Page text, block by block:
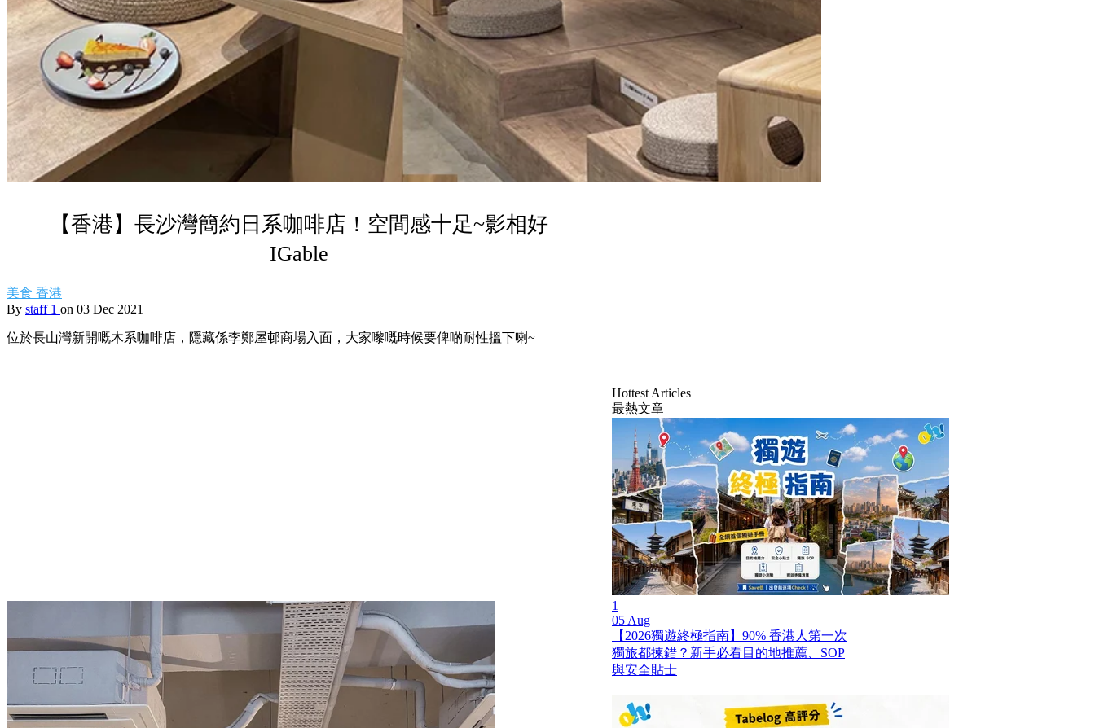
【香港】長沙灣簡約日系咖啡店！空間感十足~影相好
IGable
美食 香港
By staff 1 on 03 Dec 2021
位於長山灣新開嘅木系咖啡店，隱藏係李鄭屋邨商場入面，大家嚟嘅時候要俾啲耐性搵下喇~
Hottest Articles
最熱文章
1
05 Aug
【2026獨遊終極指南】90% 香港人第一次
獨旅都揀錯？新手必看目的地推薦、SOP
與安全貼士